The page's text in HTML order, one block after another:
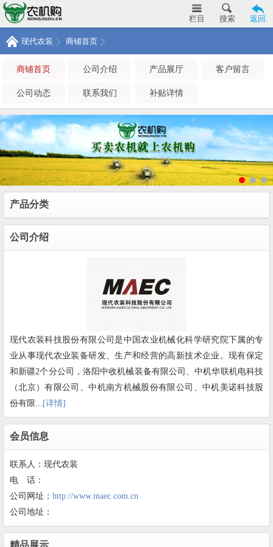
返回
搜索
栏目
现代农装 商铺首页
商铺首页 公司介绍 产品展厅 客户留言
公司动态 联系我们 补贴详情
产品分类
公司介绍
现代农装科技股份有限公司是中国农业机械化科学研究院下属的专
业从事现代农业装备研发、生产和经营的高新技术企业。现有保定
和新疆2个分公司，洛阳中收机械装备有限公司、中机华联机电科技
（北京）有限公司、中机南方机械股份有限公司、中机美诺科技股
份有限...[详情]
会员信息
联系人：现代农装
电 话：
公司网址： http://www.maec.com.cn
公司地址：